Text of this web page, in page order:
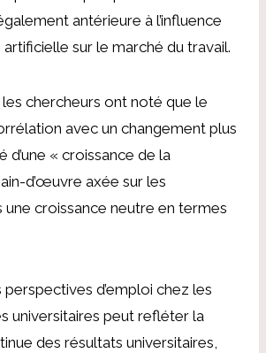
antérieure à l’influence
artificielle sur le marché du travail.
les chercheurs ont noté que le
avec un changement plus
d’une « croissance de la
d’œuvre axée sur les
une croissance neutre en termes
perspectives d’emploi chez les
universitaires peut refléter la
des résultats universitaires,